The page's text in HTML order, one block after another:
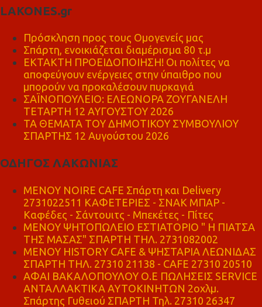
LAKONES.gr
Πρόσκληση προς τους Ομογενείς μας
Σπάρτη, ενοικιάζεται διαμέρισμα 80 τ.μ
ΕΚΤΑΚΤΗ ΠΡΟΕΙΔΟΠΟΙΗΣΗ! Οι πολίτες να
αποφεύγουν ενέργειες στην ύπαιθρο που
μπορούν να προκαλέσουν πυρκαγιά
ΣΑΪΝΟΠΟΥΛΕΙΟ: ΕΛΕΩΝΟΡΑ ΖΟΥΓΑΝΕΛΗ
ΤΕΤΑΡΤΗ 12 ΑΥΓΟΥΣΤΟΥ 2026
ΤΑ ΘΕΜΑΤΑ ΤΟΥ ΔΗΜΟΤΙΚΟΥ ΣΥΜΒΟΥΛΙΟΥ
ΣΠΑΡΤΗΣ 12 Αυγούστου 2026
ΟΔΗΓΟΣ ΛΑΚΩΝΙΑΣ
MENOY NOIRE CAFE Σπάρτη και Delivery
2731022511 ΚΑΦΕΤΕΡΙΕΣ - ΣΝΑΚ ΜΠΑΡ -
Καφέδες - Σάντουιτς - Μπεκέτες - Πίτες
ΜΕΝΟΥ ΨΗΤΟΠΩΛΕΙΟ ΕΣΤΙΑΤΟΡΙΟ " Η ΠΙΑΤΣΑ
ΤΗΣ ΜΑΣΑΣ" ΣΠΑΡΤΗ ΤΗΛ. 2731082002
ΜΕΝΟΥ HISTORY CAFE & ΨΗΣΤΑΡΙΑ ΛΕΩΝΙΔΑΣ
ΣΠΑΡΤΗ ΤΗΛ. 27310 21138 - CAFE 27310 20510
ΑΦΑΙ ΒΑΚΑΛΟΠΟΥΛΟΥ Ο.Ε ΠΩΛΗΣΕΙΣ SERVICE
ΑΝΤΑΛΛΑΚΤΙΚΑ ΑΥΤΟΚΙΝΗΤΩΝ 2οχλμ.
Σπάρτης Γυθειού ΣΠΑΡΤΗ Τηλ. 27310 26347